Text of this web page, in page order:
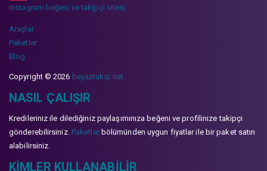
instagram beğeni ve takipçi sitesi
Araçlar
Paketler
Blog
Copyright © 2026 beyaztakip.net
NASIL ÇALIŞIR
Kredileriniz ile dilediğiniz paylaşımınıza beğeni ve profilinize takipçi
gönderebilirsiniz. Paketlerbölümünden uygun fiyatlar ile bir paket satın
alabilirsiniz.
KIMLER KULLANABILIR